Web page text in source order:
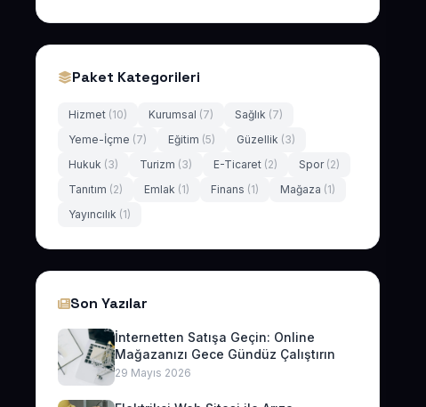
Paket Kategorileri
Hizmet (10) Kurumsal (7) Sağlık (7)
Yeme-İçme (7) Eğitim (5) Güzellik (3)
Hukuk (3) Turizm (3) E-Ticaret (2) Spor (2)
Tanıtım (2) Emlak (1) Finans (1) Mağaza (1)
Yayıncılık (1)
Son Yazılar
İnternetten Satışa Geçin: Online
Mağazanızı Gece Gündüz Çalıştırın
29 Mayıs 2026